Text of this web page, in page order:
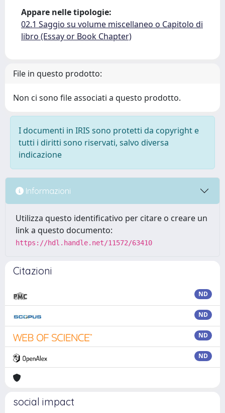
Appare nelle tipologie:
02.1 Saggio su volume miscellaneo o Capitolo di
libro (Essay or Book Chapter)
File in questo prodotto:
Non ci sono file associati a questo prodotto.
I documenti in IRIS sono protetti da copyright e
tutti i diritti sono riservati, salvo diversa
indicazione
Informazioni
Utilizza questo identificativo per citare o creare un
link a questo documento:
https://hdl.handle.net/11572/63410
Citazioni
ND
ND
ND
ND
social impact